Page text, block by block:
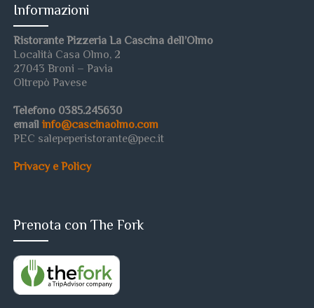
Informazioni
Ristorante Pizzeria La Cascina dell’Olmo
Località Casa Olmo, 2
27043 Broni – Pavia
Oltrepò Pavese
Telefono 0385.245630
email info@cascinaolmo.com
PEC salepeperistorante@pec.it
Privacy e Policy
Prenota con The Fork